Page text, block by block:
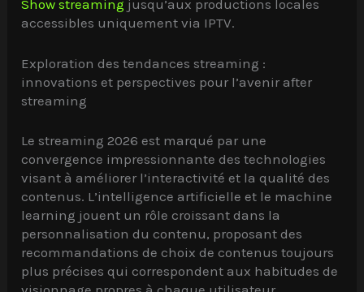
Show streaming jusqu’aux productions locales
accessibles uniquement via IPTV.
Exploration des tendances streaming :
innovations et perspectives pour l’avenir after
streaming
Le streaming 2026 est marqué par une
convergence impressionnante des technologies
visant à améliorer l’interactivité et la qualité des
contenus. L’intelligence artificielle et le machine
learning jouent un rôle croissant dans la
personnalisation du contenu, proposant des
recommandations de choix de contenus toujours
plus précises qui correspondent aux habitudes de